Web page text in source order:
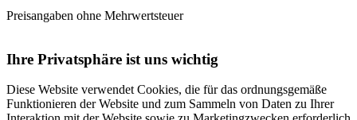
Preisangaben ohne Mehrwertsteuer
Ihre Privatsphäre ist uns wichtig
Diese Website verwendet Cookies, die für das ordnungsgemäße
Funktionieren der Website und zum Sammeln von Daten zu Ihrer